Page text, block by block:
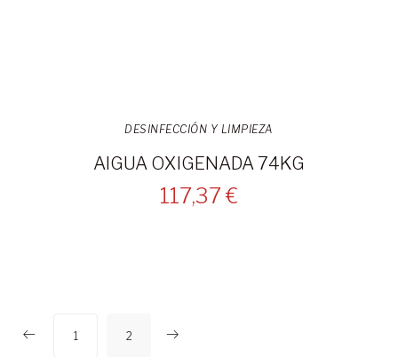
DESINFECCIÓN Y LIMPIEZA
AIGUA OXIGENADA 74KG
117,37 €
1 2